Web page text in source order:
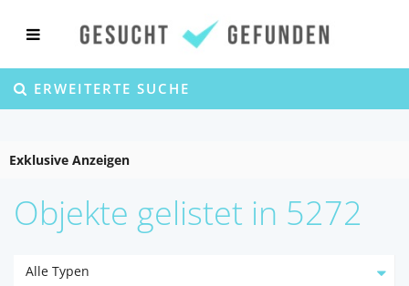
ERWEITERTE SUCHE
Exklusive Anzeigen
Objekte gelistet in 5272
Alle Typen